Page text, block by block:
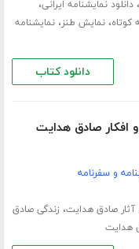
،دانلود نمایشنامه ایرانی،
کوتاه،نمایش طنز،نمایشنامه
دانلود کتاب
و افکار صادق هدایت
و سفرنامه
آثار صادق هدایت، زندگی صادق
هدایت